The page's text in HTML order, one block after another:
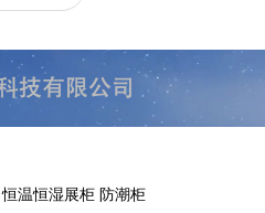
恒温恒湿展柜 防潮柜